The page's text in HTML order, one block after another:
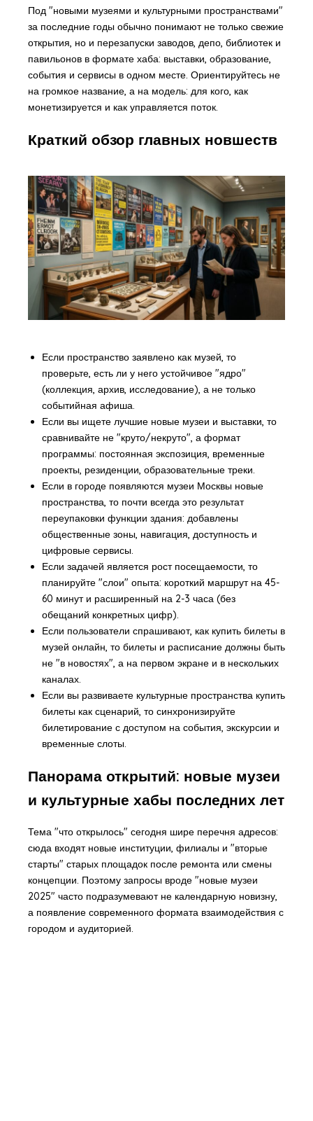
Под "новыми музеями и культурными пространствами"
за последние годы обычно понимают не только свежие
открытия, но и перезапуски заводов, депо, библиотек и
павильонов в формате хаба: выставки, образование,
события и сервисы в одном месте. Ориентируйтесь не
на громкое название, а на модель: для кого, как
монетизируется и как управляется поток.
Краткий обзор главных новшеств
Если пространство заявлено как музей, то
проверьте, есть ли у него устойчивое "ядро"
(коллекция, архив, исследование), а не только
событийная афиша.
Если вы ищете лучшие новые музеи и выставки, то
сравнивайте не "круто/некруто", а формат
программы: постоянная экспозиция, временные
проекты, резиденции, образовательные треки.
Если в городе появляются музеи Москвы новые
пространства, то почти всегда это результат
переупаковки функции здания: добавлены
общественные зоны, навигация, доступность и
цифровые сервисы.
Если задачей является рост посещаемости, то
планируйте "слои" опыта: короткий маршрут на 45-
60 минут и расширенный на 2-3 часа (без
обещаний конкретных цифр).
Если пользователи спрашивают, как купить билеты в
музей онлайн, то билеты и расписание должны быть
не "в новостях", а на первом экране и в нескольких
каналах.
Если вы развиваете культурные пространства купить
билетыкак сценарий, то синхронизируйте
билетирование с доступом на события, экскурсии и
временные слоты.
Панорама открытий: новые музеи
и культурные хабы последних лет
Тема "что открылось" сегодня шире перечня адресов:
сюда входят новые институции, филиалы и "вторые
старты" старых площадок после ремонта или смены
концепции. Поэтому запросы вроде "новые музеи
2025" часто подразумевают не календарную новизну,
а появление современного формата взаимодействия с
городом и аудиторией.